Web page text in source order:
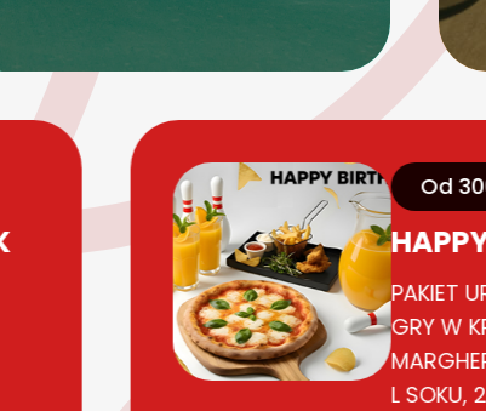
Od
PAKIET
GRY W
L SOKU,